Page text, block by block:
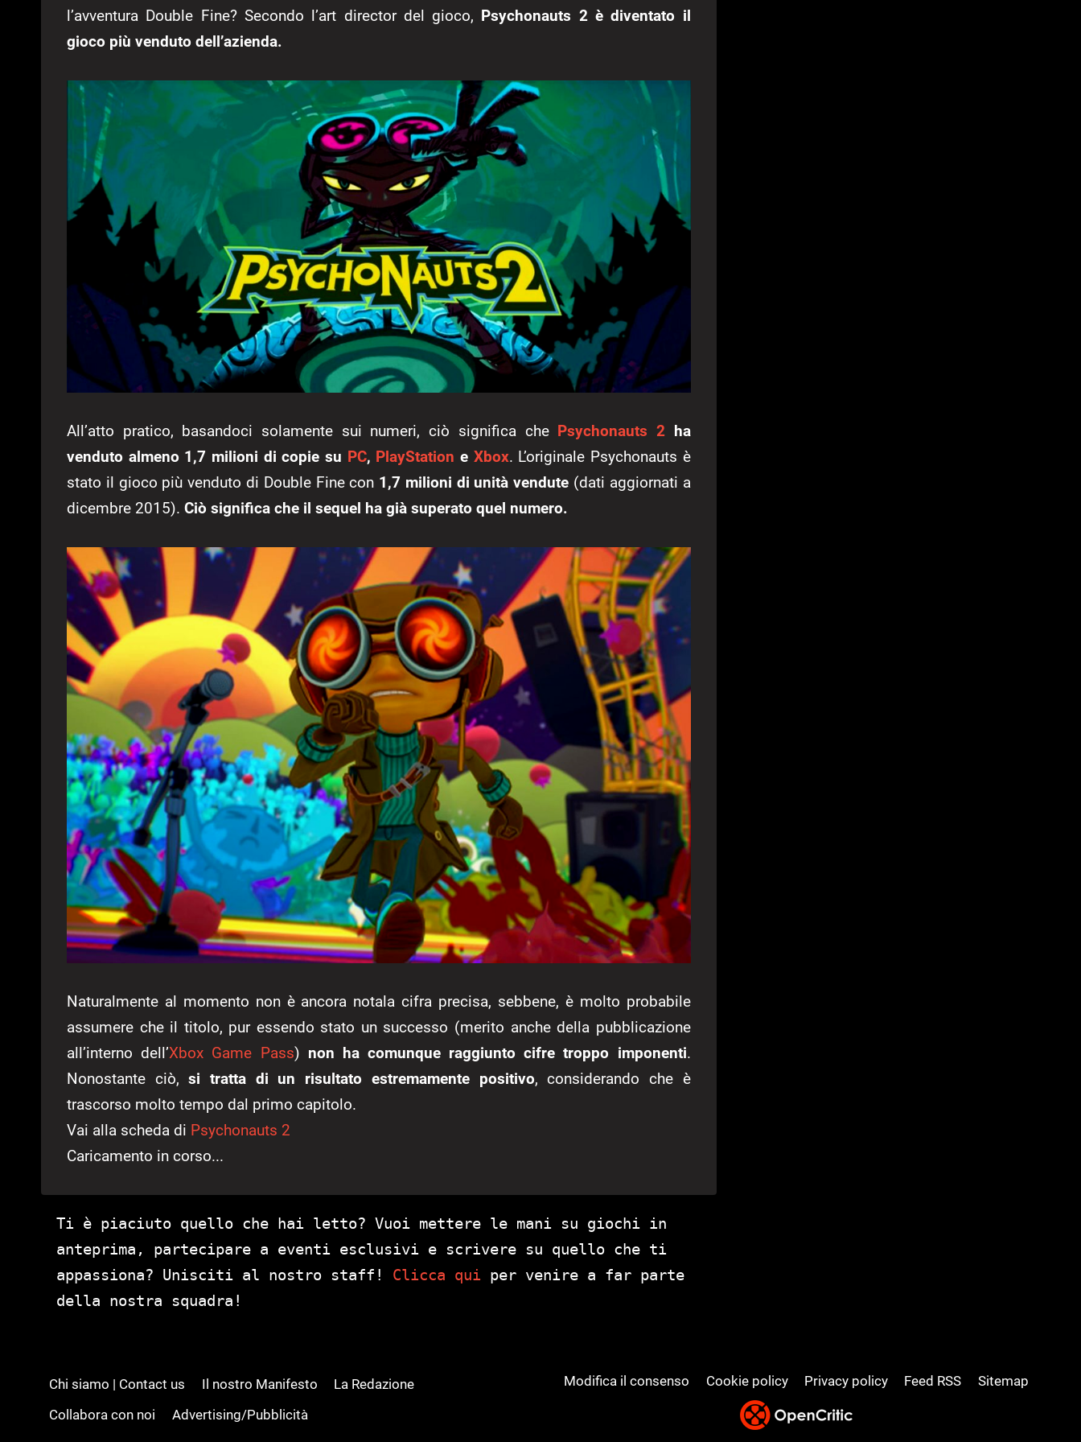
l’avventura Double Fine? Secondo l’art director del gioco, Psychonauts 2 è diventato il
gioco più venduto dell’azienda.
All’atto pratico, basandoci solamente sui numeri, ciò significa che Psychonauts 2ha
venduto almeno 1,7 milioni di copie su PC, PlayStation e Xbox. L’originale Psychonauts è
stato il gioco più venduto di Double Fine con 1,7 milioni di unità vendute (dati aggiornati a
dicembre 2015). Ciò significa che il sequel ha già superato quel numero.
Naturalmente al momento non è ancora notala cifra precisa, sebbene, è molto probabile
assumere che il titolo, pur essendo stato un successo (merito anche della pubblicazione
all’interno dell’Xbox Game Pass) non ha comunque raggiunto cifre troppo imponenti.
Nonostante ciò,si tratta di un risultato estremamente positivo, considerando che è
trascorso molto tempo dal primo capitolo.
Vai alla scheda di Psychonauts 2
Caricamento in corso...
Ti è piaciuto quello che hai letto? Vuoi mettere le mani su giochi in
anteprima, partecipare a eventi esclusivi e scrivere su quello che ti
appassiona? Unisciti al nostro staff! Clicca qui per venire a far parte
della nostra squadra!
Chi siamo | Contact us Il nostro Manifesto
La Redazione
Collabora con noi
Advertising/Pubblicità
Modifica il consenso Cookie policy Privacy policy Feed RSS Sitemap